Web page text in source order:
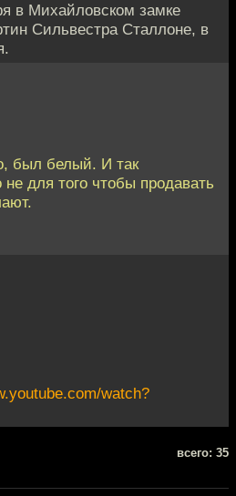
в Михайловском замке
Сильвестра Сталлоне, в
был белый. И так
для того чтобы продавать
watch?
всего: 35